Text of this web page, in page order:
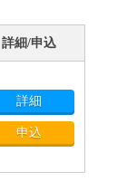
詳細/申込
詳細
申込